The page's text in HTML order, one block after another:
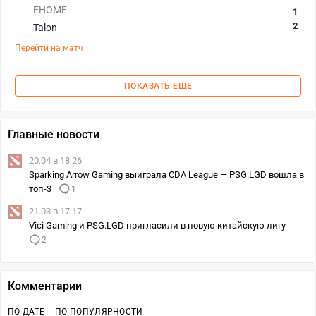
EHOME
Talon
1
2
Перейти на матч
ПОКАЗАТЬ ЕЩЕ
Главные новости
20.04 в 18:26
Sparking Arrow Gaming выиграла CDA League — PSG.LGD вошла в
топ-3
1
21.03 в 17:17
Vici Gaming и PSG.LGD пригласили в новую китайскую лигу
2
Комментарии
ПО ДАТЕ ПО ПОПУЛЯРНОСТИ